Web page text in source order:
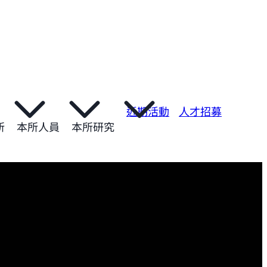
本所人員 本所研究
近期活動 人才招募